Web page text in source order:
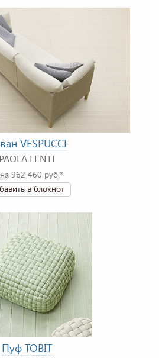
VESPUCCI
PAOLA LENTI
962 460 руб.*
в блокнот
Пуф TOBIT